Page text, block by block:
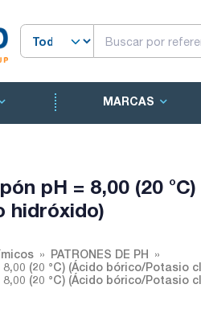
MARCAS
pH = 8,00 (20
hidróxido)
PATRONES DE PH
(20 °C) (Ácido bórico/Potasio
(20 °C) (Ácido bórico/Potasio